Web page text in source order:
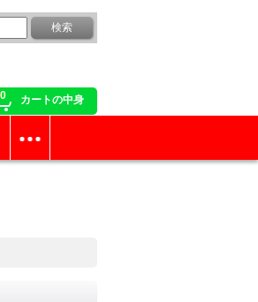
0 カートの中身